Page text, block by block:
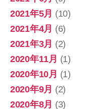
2021年5月 (10)
2021年4月 (6)
2021年3月 (2)
2020年11月 (1)
2020年10月 (1)
2020年9月 (2)
2020年8月 (3)